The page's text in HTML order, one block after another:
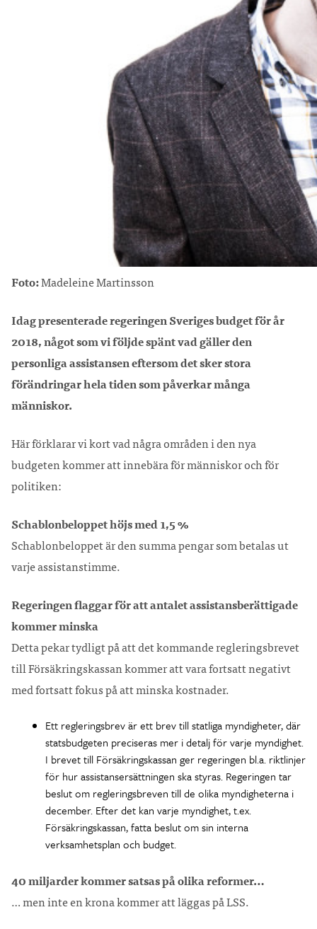
Foto:Madeleine Martinsson
Idag presenterade regeringen Sveriges budget för år
2018, något som vi följde spänt vad gäller den
personliga assistansen eftersom det sker stora
förändringar hela tiden som påverkar många
människor.
Här förklarar vi kort vad några områden i den nya
budgeten kommer att innebära för människor och för
politiken:
Schablonbeloppet höjs med 1,5 %
Schablonbeloppet är den summa pengar som betalas ut
varje assistanstimme.
Regeringen flaggar för att antalet assistansberättigade
kommer minska
Detta pekar tydligt på att det kommande regleringsbrevet
till Försäkringskassan kommer att vara fortsatt negativt
med fortsatt fokus på att minska kostnader.
Ett regleringsbrev är ett brev till statliga myndigheter, där
statsbudgeten preciseras mer i detalj för varje myndighet.
I brevet till Försäkringskassan ger regeringen bl.a. riktlinjer
för hur assistansersättningen ska styras. Regeringen tar
beslut om regleringsbreven till de olika myndigheterna i
december. Efter det kan varje myndighet, t.ex.
Försäkringskassan, fatta beslut om sin interna
verksamhetsplan och budget.
40 miljarder kommer satsas på olika reformer…
… men inte en krona kommer att läggas på LSS.